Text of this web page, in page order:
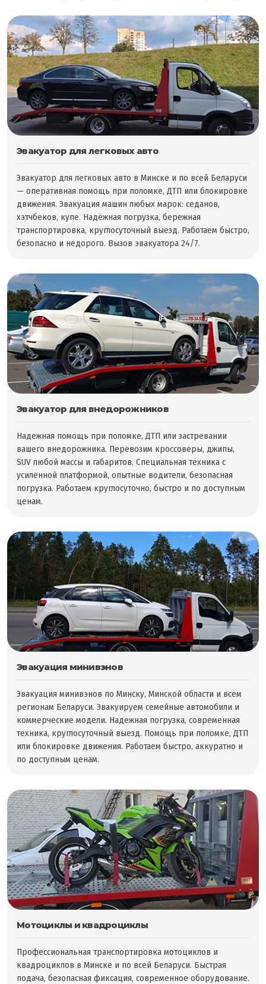
Эвакуатор для легковых авто
Эвакуатор для легковых авто в Минске и по всей Беларуси
— оперативная помощь при поломке, ДТП или блокировке
движения. Эвакуация машин любых марок: седанов,
хэтчбеков, купе. Надёжная погрузка, бережная
транспортировка, круглосуточный выезд. Работаем быстро,
безопасно и недорого. Вызов эвакуатора 24/7.
Эвакуатор для внедорожников
Надежная помощь при поломке, ДТП или застревании
вашего внедорожника. Перевозим кроссоверы, джипы,
SUV любой массы и габаритов. Специальная техника с
усиленной платформой, опытные водители, безопасная
погрузка. Работаем круглосуточно, быстро и по доступным
ценам.
Эвакуация минивэнов
Эвакуация минивэнов по Минску, Минской области и всем
регионам Беларуси. Эвакуируем семейные автомобили и
коммерческие модели. Надежная погрузка, современная
техника, круглосуточный выезд. Помощь при поломке, ДТП
или блокировке движения. Работаем быстро, аккуратно и
по доступным ценам.
Мотоциклы и квадроциклы
Профессиональная транспортировка мотоциклов и
квадроциклов в Минске и по всей Беларуси. Быстрая
подача, безопасная фиксация, современное оборудование.